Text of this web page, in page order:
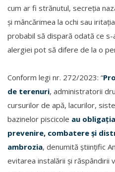
cum ar fi strănutul, secreția
și mâncărimea la ochi sau
probabil să dispară odată ce
alergiei pot să difere de la o
Conform legi nr. 272/2023: “
de terenuri, administratorii
cursurilor de apă, lacurilor,
bazinelor piscicole au
prevenire, combatere și
ambrozia, denumită științific
evitarea instalării și răspândirii